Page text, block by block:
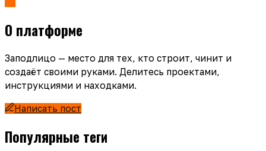
О платформе
Заподлицо — место для тех, кто строит, чинит и
создаёт своими руками. Делитесь проектами,
инструкциями и находками.
Написать пост
Популярные теги